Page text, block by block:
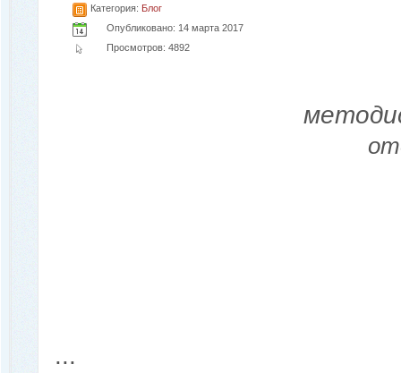
Категория: Блог
Опубликовано: 14 марта 2017
Просмотров: 4892
...